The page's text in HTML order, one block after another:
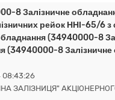
8 Залізничне
рейок ННІ-65/6
(34940000-8
(34940000-8
08:43:26
ЗАЛІЗНИЦЯ"